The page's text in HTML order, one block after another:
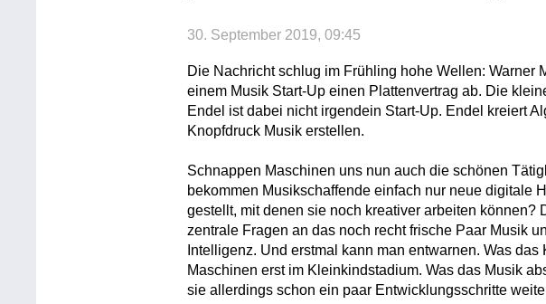
30. September 2019, 09:45
Die Nachricht schlug im Frühling hohe Wellen: Warner
einem Musik Start-Up einen Plattenvertrag ab. Die
Endel ist dabei nicht irgendein Start-Up. Endel kreiert
Knopfdruck Musik erstellen.
Schnappen Maschinen uns nun auch die schönen
bekommen Musikschaffende einfach nur neue digitale
gestellt, mit denen sie noch kreativer arbeiten können?
zentrale Fragen an das noch recht frische Paar Musik
Intelligenz. Und erstmal kann man entwarnen. Was das
Maschinen erst im Kleinkindstadium. Was das Musik
sie allerdings schon ein paar Entwicklungsschritte